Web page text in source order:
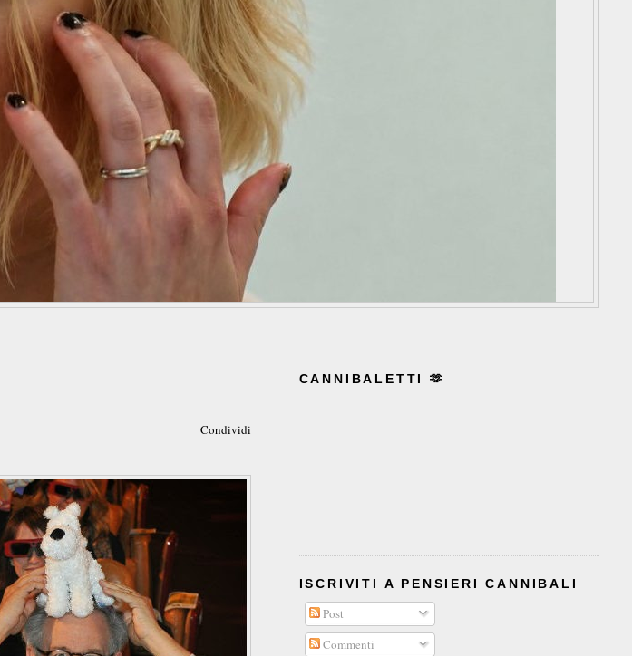
Condividi
CANNIBALETTI 🫶
ISCRIVITI A PENSIERI CANNIBALI
Post
Commenti